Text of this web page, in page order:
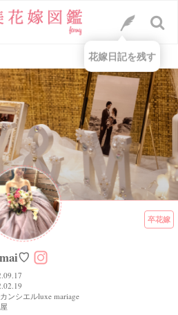
卒花嫁
mai♡
ンシエルluxe mariage
花嫁日記を残す